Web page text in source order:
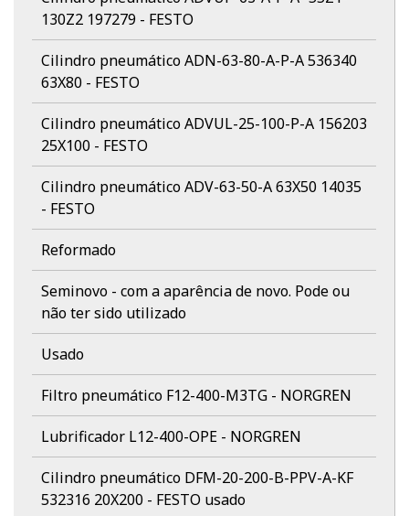
130Z2 197279 - FESTO
Cilindro pneumático ADN-63-80-A-P-A 536340
63X80 - FESTO
Cilindro pneumático ADVUL-25-100-P-A 156203
25X100 - FESTO
Cilindro pneumático ADV-63-50-A 63X50 14035
- FESTO
Reformado
Seminovo - com a aparência de novo. Pode ou
não ter sido utilizado
Usado
Filtro pneumático F12-400-M3TG - NORGREN
Lubrificador L12-400-OPE - NORGREN
Cilindro pneumático DFM-20-200-B-PPV-A-KF
532316 20X200 - FESTO usado